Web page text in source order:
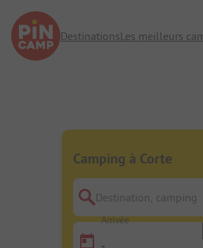
DestinationsLes meilleurs
Camping à Corte
Destination, camping
Arrivée